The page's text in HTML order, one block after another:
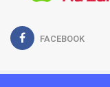
FACEBOOK